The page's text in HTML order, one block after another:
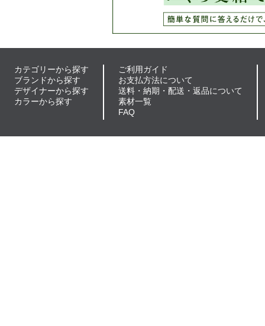
カテゴリーから探す
ブランドから探す
デザイナーから探す
カラーから探す
ご利用ガイド
お支払方法について
送料・納期・配送・返品について
素材一覧
FAQ